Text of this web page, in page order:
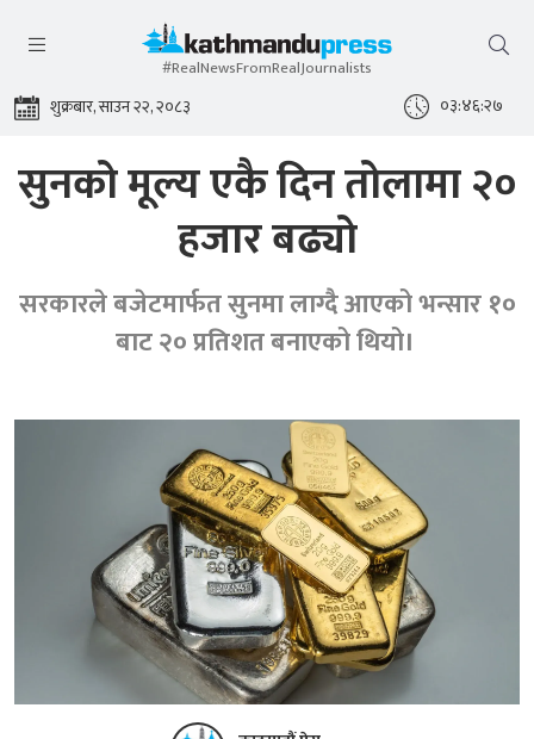
#RealNewsFromRealJournalists
शुक्रबार, साउन २२, २०८३ ०३:४६:२७
सुनको मूल्य एकै दिन तोलामा २०
हजार बढ्यो
सरकारले बजेटमार्फत सुनमा लाग्दै आएको भन्सार १०
बाट २० प्रतिशत बनाएको थियो।